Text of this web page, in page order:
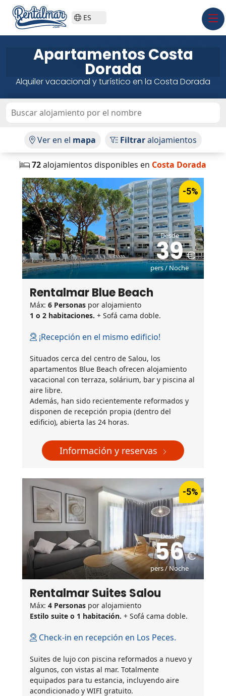
ES
Apartamentos Costa
Dorada
Alquiler vacacional y turístico en la Costa Dorada
Ver en el mapa Filtraralojamientos
72alojamientos disponibles en Costa Dorada
-5%
Desde
39
pers / Noche
Rentalmar Blue Beach
Máx: 6 Personas por alojamiento
1 o 2 habitaciones. + Sofá cama doble.
¡Recepción en el mismo edificio!
Situados cerca del centro de Salou, los
apartamentos Blue Beach ofrecen alojamiento
vacacional con terraza, solárium, bar y piscina al
aire libre.
Además, han sido recientemente reformados y
disponen de recepción propia (dentro del
edificio), abierta las 24 horas.
Información y reservas
-5%
Desde
56
pers / Noche
Rentalmar Suites Salou
Máx: 4 Personas por alojamiento
Estilo suite o 1 habitación. + Sofá cama doble.
Check-in en recepción en Los Peces.
Suites de lujo con piscina reformados a nuevo y
algunos, con vistas al mar. Totalmente
equipados para tu estancia, incluyendo aire
acondicionado y WIFI gratuito.